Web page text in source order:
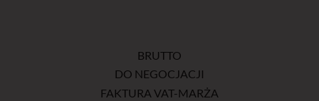
BRUTTO
DO NEGOCJACJI
FAKTURA VAT-MARŻA